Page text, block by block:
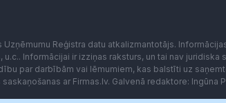
Reģistra datu atkalizmantotājs.
Informācijai ir izziņas raksturs, un tai nav
par darbībām vai lēmumiem, kas balstīti uz
ar Firmas.lv. Galvenā redaktore: Ingūna